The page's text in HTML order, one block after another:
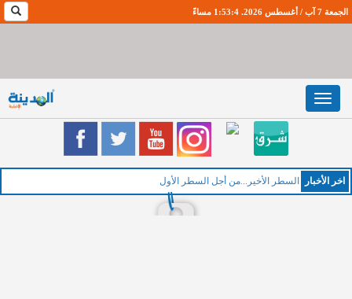
الجمعة 7 آب / أغسطس 2026. 1:53:5 مساءً
Toggle
navigation
اخر اﻷخبار